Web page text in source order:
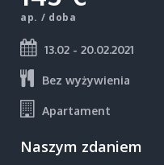
ap. / doba
13.02 - 20.02.2021
Bez wyżywienia
Apartament
Naszym zdaniem